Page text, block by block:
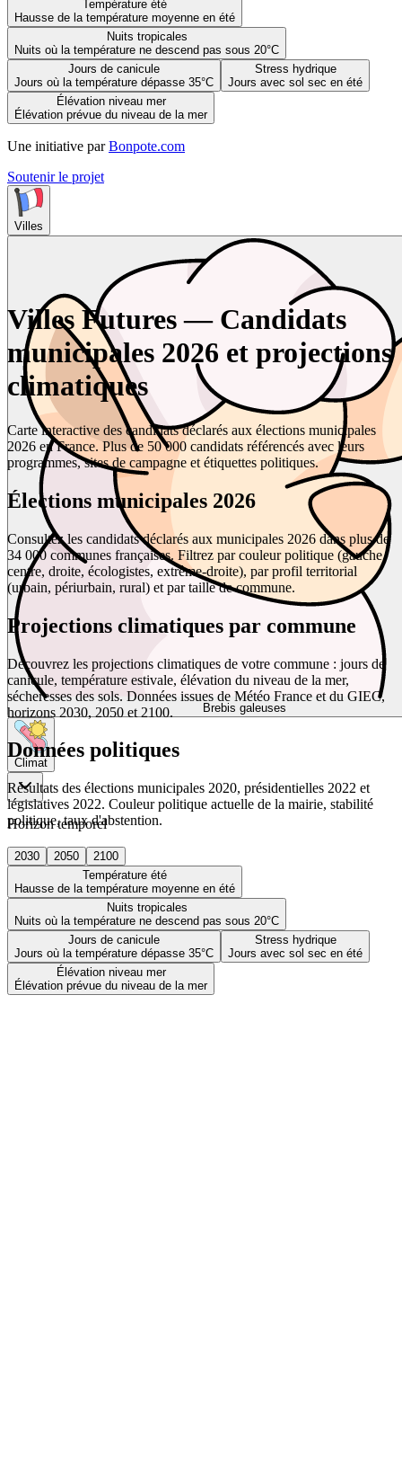
Température été
Hausse de la température moyenne en été
Nuits tropicales
Nuits où la température ne descend pas sous 20°C
Jours de canicule
Jours où la température dépasse 35°C
Stress hydrique
Jours avec sol sec en été
Élévation niveau mer
Élévation prévue du niveau de la mer
Une initiative par Bonpote.com
Soutenir le projet
Villes
Brebis galeuses
Climat
Horizon temporel
2030 2050
2100
Température été
Hausse de la température moyenne en été
Nuits tropicales
Nuits où la température ne descend pas sous 20°C
Jours de canicule
Jours où la température dépasse 35°C
Stress hydrique
Jours avec sol sec en été
Élévation niveau mer
Élévation prévue du niveau de la mer
Villes Futures — Candidats
municipales 2026 et projections
climatiques
Carte interactive des candidats déclarés aux élections municipales
2026 en France. Plus de 50 000 candidats référencés avec leurs
programmes, sites de campagne et étiquettes politiques.
Élections municipales 2026
Consultez les candidats déclarés aux municipales 2026 dans plus de
34 000 communes françaises. Filtrez par couleur politique (gauche,
centre, droite, écologistes, extrême-droite), par profil territorial
(urbain, périurbain, rural) et par taille de commune.
Projections climatiques par commune
Découvrez les projections climatiques de votre commune : jours de
canicule, température estivale, élévation du niveau de la mer,
sécheresses des sols. Données issues de Météo France et du GIEC,
horizons 2030, 2050 et 2100.
Données politiques
Résultats des élections municipales 2020, présidentielles 2022 et
législatives 2022. Couleur politique actuelle de la mairie, stabilité
politique, taux d'abstention.